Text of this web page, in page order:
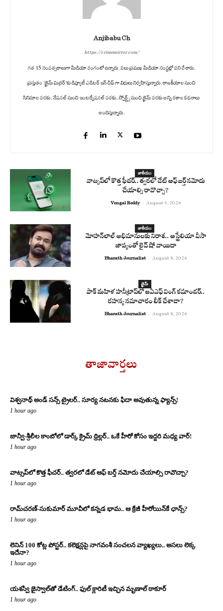
Anjibabu Ch
https://crimemirror.com/
గత 15 సంవత్సరాలుగా మీడియా రంగంలో ఉన్నారు. పలు ప్రముఖ మీడియా సంస్థల్లో పని చేశారు.
ప్రస్తుతం ‘క్రైమ్ మిర్రర్’కు డిప్యూటీ ఎడిటర్ ఇన్ చీఫ్ గా విధులు నిర్వహిస్తున్నారు. రాజకీయాల నుంచి
సినిమాల వరకు.. నేషనల్ నుంచి ఇంటర్నేషనల్ వరకు.. స్పోర్ట్స్ నుంచి క్రైమ్ వరకు అన్ని రకాల కథనాలు
అందిస్తున్నారు.
జాతీయం
వాట్సప్‌లో కొత్త ఫీచర్.. త్వరలో డేట్ ఆఫ్ బర్త్ నమోదు
చేయాల్సి రావొచ్చా?
Vengal Reddy - August 9, 2026
జాతీయం
మోహన్‌లాల్ అభిమానులకు నిరాశ.. ఆస్ట్రేలియా వీసా
జాప్యంతో లైవ్ షో వాయిదా
Bharath Journalist - August 8, 2026
క్రైమ్
పాక్ మహిళ హనీట్రాప్‌లో ఐఏఎఫ్ వింగ్ కమాండర్..
రహస్య సమాచారం లీక్ చేశాడా?
Bharath Journalist - August 8, 2026
తాజావార్తలు
విశ్వనాథ్ అండ్ సన్స్ ట్రైలర్.. సూర్య నటనకు ఫిదా అవుతున్న ఫ్యాన్స్!
1 hour ago
జాన్వీ-శ్రీలీల కాంబోలో డార్క్ క్రైమ్ థ్రిల్లర్.. ఒకే హీరో కోసం ఇద్దరి మధ్య వార్!
1 hour ago
వాట్సప్‌లో కొత్త ఫీచర్.. త్వరలో డేట్ ఆఫ్ బర్త్ నమోదు చేయాల్సి రావొచ్చా?
1 hour ago
రామ్‌చరణ్‌-సుకుమార్‌ మూవీలో కన్నడ భామ.. ఆ క్రేజీ హీరోయిన్‌కే ఛాన్స్?
1 hour ago
లెనిన్ 100 కోట్ల పోస్టర్‌.. కలెక్షన్లపై నాగవంశీ సంచలన వ్యాఖ్యలు.. అసలు లెక్క
ఇదేనా?
1 hour ago
యశస్వి జైస్వాల్‌తో డేటింగ్.. ఫుల్ క్లారిటీ ఇచ్చిన మృణాల్ ఠాకూర్‌
1 hour ago